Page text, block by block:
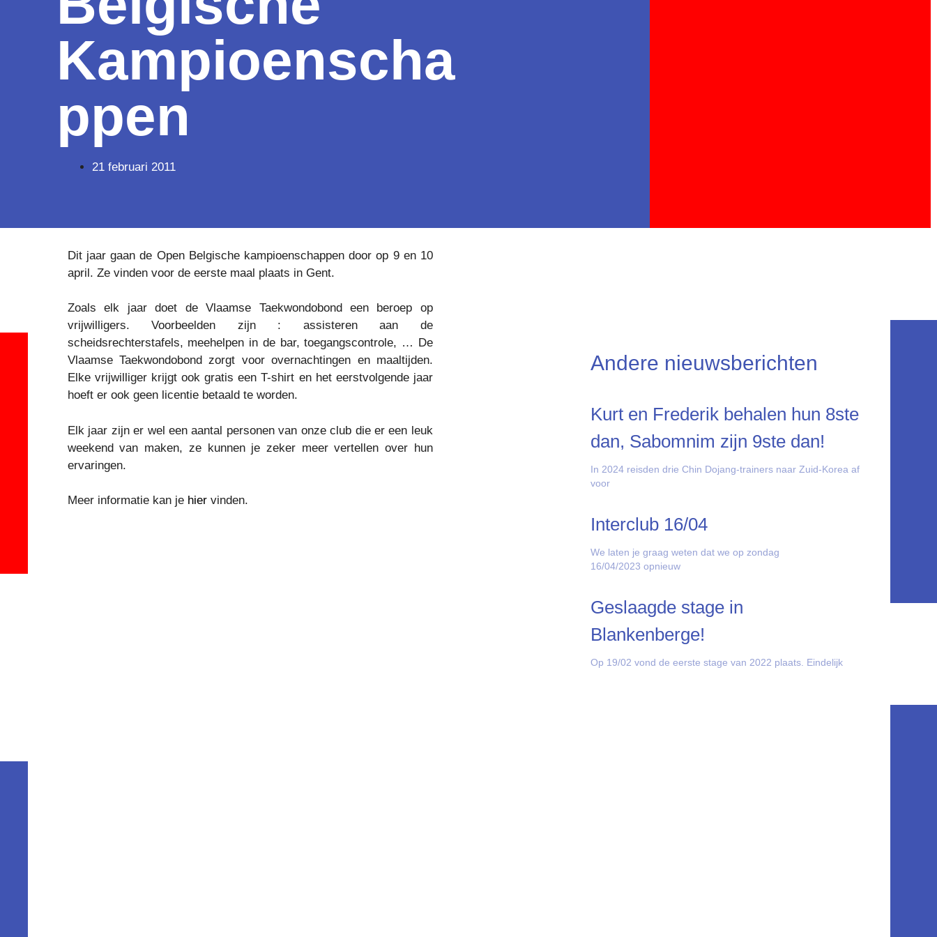
Kampioenscha
ppen
21 februari 2011
Dit jaar gaan de Open Belgische kampioenschappen door op 9 en 10
april. Ze vinden voor de eerste maal plaats in Gent.
Zoals elk jaar doet de Vlaamse Taekwondobond een beroep op
vrijwilligers. Voorbeelden zijn : assisteren aan de
scheidsrechterstafels, meehelpen in de bar, toegangscontrole, … De
Vlaamse Taekwondobond zorgt voor overnachtingen en maaltijden.
Elke vrijwilliger krijgt ook gratis een T-shirt en het eerstvolgende jaar
hoeft er ook geen licentie betaald te worden.
Elk jaar zijn er wel een aantal personen van onze club die er een leuk
weekend van maken, ze kunnen je zeker meer vertellen over hun
ervaringen.
Meer informatie kan je hiervinden.
Andere nieuwsberichten
Kurt en Frederik behalen hun 8ste
dan, Sabomnim zijn 9ste dan!
In 2024 reisden drie Chin Dojang-trainers naar Zuid-Korea af
voor
Interclub 16/04
We laten je graag weten dat we op zondag
16/04/2023 opnieuw
Geslaagde stage in
Blankenberge!
Op 19/02 vond de eerste stage van 2022 plaats. Eindelijk